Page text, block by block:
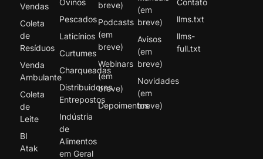
Vendas
Coleta
de
Resíduos
Venda
Ambulante
Coleta
de
Leite
BI
Atak
Pescados
Laticínios
Curtumes
Charqueadas
Distribuidores
Entrepostos
Indústria
de
Alimentos
em Geral
breve)
Podcasts
(em
breve)
Webinars
(em
breve)
Depoimentos
(em
breve)
Avisos
(em
breve)
Novidades
(em
breve)
llms.txt
llms-
full.txt